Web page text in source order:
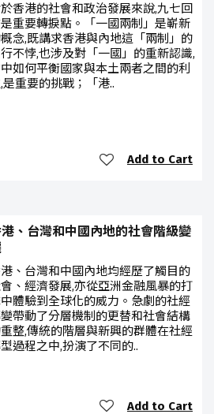
香港的社會和政治發展來說,九七回
重要轉捩點。「一國兩制」是嶄新
念,既講求香港與內地這「兩制」的
不悖,也涉及對「一國」的重新認識,
如何平衡國家與本土兩者之間的利
是重要的挑戰；「港..
Add to Cart
、台灣和中國內地的社會階級變
、台灣和中國內地均經歷了觸目的
、經濟發展,亦從亞洲金融風暴的打
體驗到全球化的威力。急劇的社經
帶動了分層機制的更替和社會結構
整,傳統的階層與新興的群體在社經
過程之中,扮演了不同的..
Add to Cart